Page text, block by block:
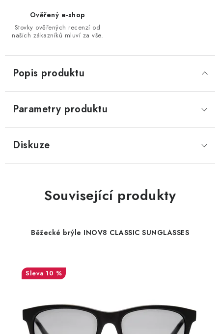
Ověřený e-shop
Stovky ověřených recenzí od
našich zákazníků mluví za vše.
Popis produktu
Parametry produktu
Diskuze
Související produkty
Běžecké brýle INOV8 CLASSIC SUNGLASSES
10 %